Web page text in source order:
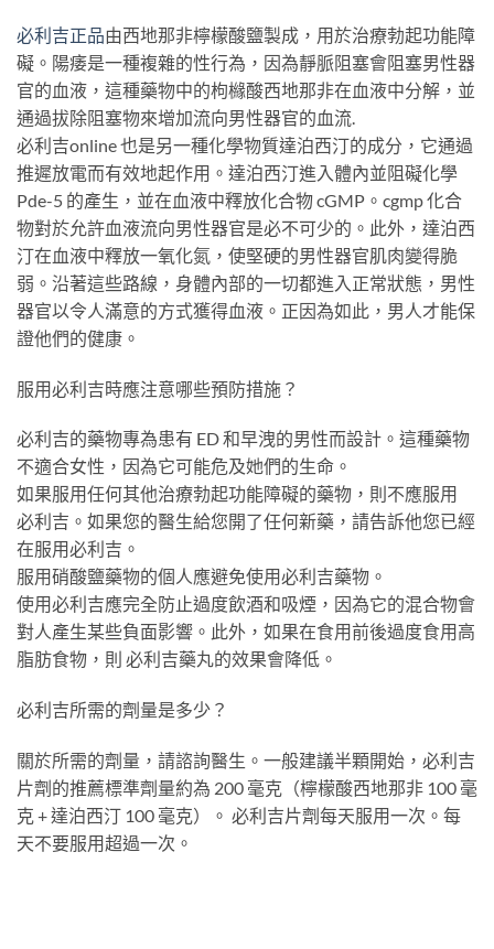
必利吉正品由西地那非檸檬酸鹽製成，用於治療勃起功能障
礙。陽痿是一種複雜的性行為，因為靜脈阻塞會阻塞男性器
官的血液，這種藥物中的枸櫞酸西地那非在血液中分解，並
通過拔除阻塞物來增加流向男性器官的血流.
必利吉online 也是另一種化學物質達泊西汀的成分，它通過
推遲放電而有效地起作用。達泊西汀進入體內並阻礙化學
Pde-5 的產生，並在血液中釋放化合物 cGMP。cgmp 化合
物對於允許血液流向男性器官是必不可少的。此外，達泊西
汀在血液中釋放一氧化氮，使堅硬的男性器官肌肉變得脆
弱。沿著這些路線，身體內部的一切都進入正常狀態，男性
器官以令人滿意的方式獲得血液。正因為如此，男人才能保
證他們的健康。
服用必利吉時應注意哪些預防措施？
必利吉的藥物專為患有 ED 和早洩的男性而設計。這種藥物
不適合女性，因為它可能危及她們的生命。
如果服用任何其他治療勃起功能障礙的藥物，則不應服用
必利吉。如果您的醫生給您開了任何新藥，請告訴他您已經
在服用必利吉。
服用硝酸鹽藥物的個人應避免使用必利吉藥物。
使用必利吉應完全防止過度飲酒和吸煙，因為它的混合物會
對人產生某些負面影響。此外，如果在食用前後過度食用高
脂肪食物，則 必利吉藥丸的效果會降低。
必利吉所需的劑量是多少？
關於所需的劑量，請諮詢醫生。一般建議半顆開始，必利吉
片劑的推薦標準劑量約為 200 毫克（檸檬酸西地那非 100 毫
克 + 達泊西汀 100 毫克）。 必利吉片劑每天服用一次。每
天不要服用超過一次。